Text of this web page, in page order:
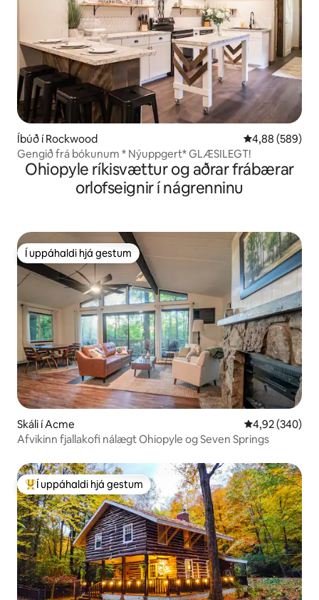
Íbúð í Rockwood 4,88 af 5 í
4,88 (589)
Gengið frá bókunum * Nýuppgert* GLÆSILEGT!
Ohiopyle ríkisvættur og aðrar frábærar
orlofseignir í nágrenninu
Í uppáhaldi hjá gestum
Í uppáhaldi hjá gestum
Skáli í Acme 4,92 af 5 í
4,92 (340)
Afvikinn fjallakofi nálægt Ohiopyle og Seven Springs
Í mestu uppáhaldi hjá gestum
Í uppáhaldi hjá gestum